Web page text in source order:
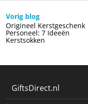
Vorig blog
Origineel Kerstgeschenk
Personeel: 7 Ideeën
Kerstsokken
GiftsDirect.nl